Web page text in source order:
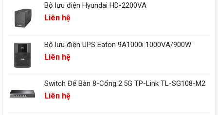
Bộ lưu điện Hyundai HD-2200VA
Liên hệ
Bộ lưu điện UPS Eaton 9A1000i 1000VA/900W
Liên hệ
Switch Để Bàn 8-Cổng 2.5G TP-Link TL-SG108-M2
Liên hệ